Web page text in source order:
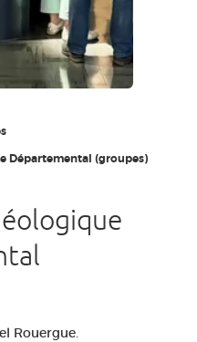
Départemental (groupes)
Rouergue.